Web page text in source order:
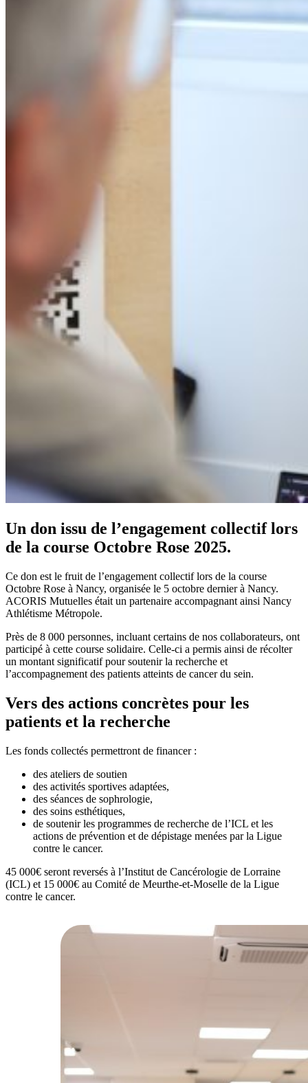
Un don issu de l’engagement collectif lors
de la course Octobre Rose 2025.
Ce don est le fruit de l’engagement collectif lors de la course
Octobre Rose à Nancy, organisée le 5 octobre dernier à Nancy.
ACORIS Mutuelles était un partenaire accompagnant ainsi Nancy
Athlétisme Métropole.
Près de 8 000 personnes, incluant certains de nos collaborateurs, ont
participé à cette course solidaire. Celle-ci a permis ainsi de récolter
un montant significatif pour soutenir la recherche et
l’accompagnement des patients atteints de cancer du sein.
Vers des actions concrètes pour les
patients et la recherche
Les fonds collectés permettront de financer :
des ateliers de soutien
des activités sportives adaptées,
des séances de sophrologie,
des soins esthétiques,
de soutenir les programmes de recherche de l’ICL et les
actions de prévention et de dépistage menées par la Ligue
contre le cancer.
45 000€ seront reversés à l’Institut de Cancérologie de Lorraine
(ICL) et 15 000€ au Comité de Meurthe-et-Moselle de la Ligue
contre le cancer.